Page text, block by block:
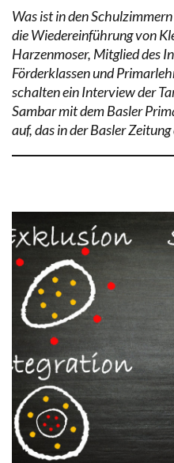
Was ist in den
die Wiedereinführung von
Harzenmoser, Mitglied des
Förderklassen und
schalten ein Interview der
Sambar mit dem Basler
auf, das in der Basler